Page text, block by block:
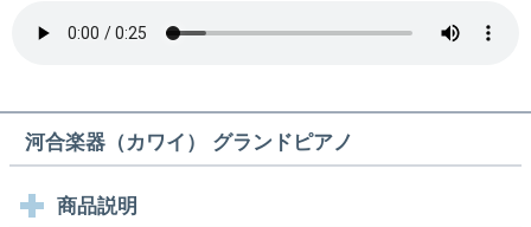
河合楽器（カワイ） グランドピアノ
商品説明